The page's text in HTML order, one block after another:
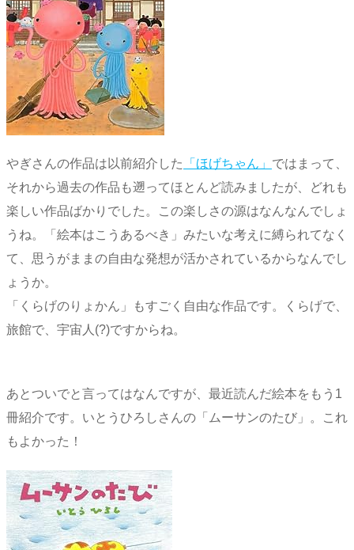
やぎさんの作品は以前紹介した 「ほげちゃん」 ではまって、
それから過去の作品も遡ってほとんど読みましたが、どれも
楽しい作品ばかりでした。この楽しさの源はなんなんでしょ
うね。「絵本はこうあるべき」みたいな考えに縛られてなく
て、思うがままの自由な発想が活かされているからなんでし
ょうか。
「くらげのりょかん」もすごく自由な作品です。くらげで、
旅館で、宇宙人(?)ですからね。
あとついでと言ってはなんですが、最近読んだ絵本をもう1
冊紹介です。いとうひろしさんの「ムーサンのたび」。これ
もよかった！